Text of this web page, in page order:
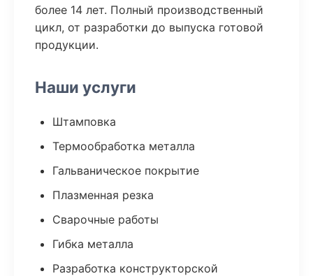
более 14 лет. Полный производственный
цикл, от разработки до выпуска готовой
продукции.
Наши услуги
Штамповка
Термообработка металла
Гальваническое покрытие
Плазменная резка
Сварочные работы
Гибка металла
Разработка конструкторской